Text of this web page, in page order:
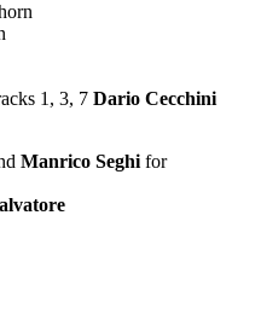
1, 3, 7 Dario Cecchini
Manrico Seghifor